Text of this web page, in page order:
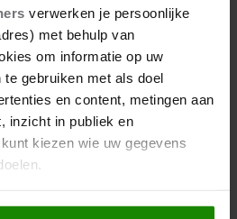
verwerken je persoonlijke
met behulp van
om informatie op uw
gebruiken met als doel
en content, metingen aan
inzicht in publiek en
kiezen wie uw gegevens
we ook graag:
ligt nu in de winkel
lezen